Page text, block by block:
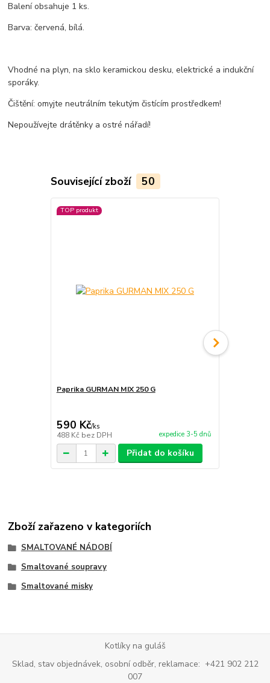
Balení obsahuje 1 ks.
Barva: červená, bílá.
Vhodné na plyn, na sklo keramickou desku, elektrické a indukční
sporáky.
Čištění: omyjte neutrálním tekutým čistícím prostředkem!
Nepoužívejte drátěnky a ostré nářadí!
Související zboží 50
TOP produkt
Paprika GURMAN MIX 250 G
590 Kč/ks
488 Kč bez DPH expedice 3-5 dnů
Přidat do košíku
Zboží zařazeno v kategoriích
SMALTOVANÉ NÁDOBÍ
Smaltované soupravy
Smaltované misky
Kotlíky na guláš
Sklad, stav objednávek, osobní odběr, reklamace: +421 902 212
007